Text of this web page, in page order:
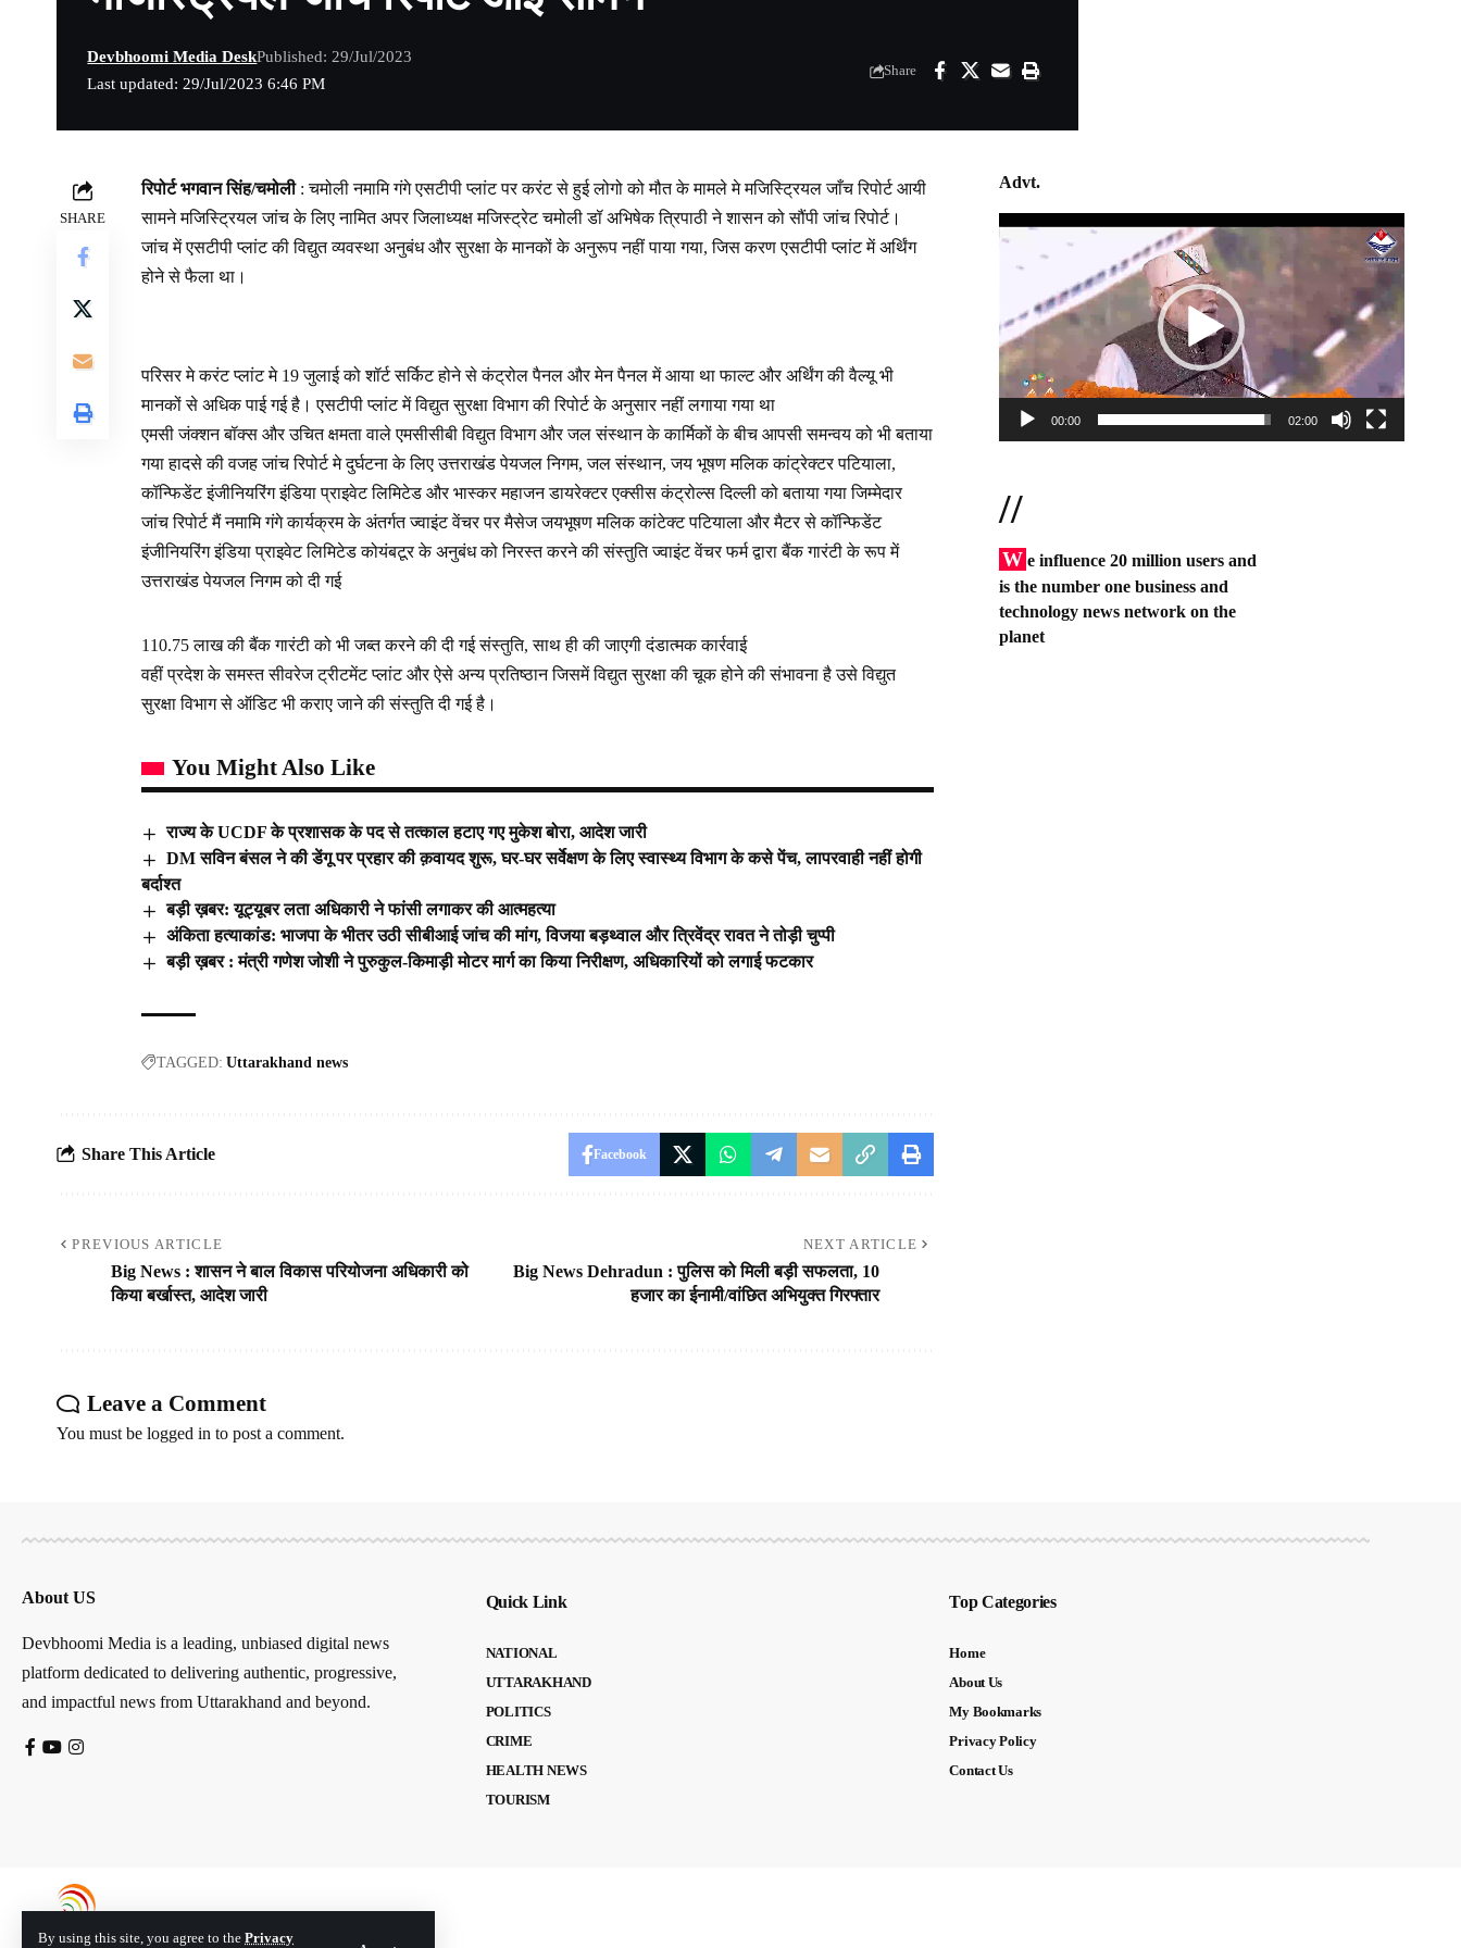
By using this site, you agree to the Privacy
Last updated: 29/Jul/2023 6:46 PM
Devbhoomi Media DeskPublished: 29/Jul/2023
Share
SHARE
रिपोर्ट भगवान सिंह/चमोली: चमोली नमामि गंगे एसटीपी प्लांट पर करंट से हुई लोगो को मौत के मामले मे मजिस्ट्रियल जाँच रिपोर्ट आयी
सामने मजिस्ट्रियल जांच के लिए नामित अपर जिलाध्यक्ष मजिस्ट्रेट चमोली डॉ अभिषेक त्रिपाठी ने शासन को सौंपी जांच रिपोर्ट।
जांच में एसटीपी प्लांट की विद्युत व्यवस्था अनुबंध और सुरक्षा के मानकों के अनुरूप नहीं पाया गया, जिस करण एसटीपी प्लांट में अर्थिंग
होने से फैला था।
परिसर मे करंट प्लांट मे 19 जुलाई को शॉर्ट सर्किट होने से कंट्रोल पैनल और मेन पैनल में आया था फाल्ट और अर्थिंग की वैल्यू भी
मानकों से अधिक पाई गई है। एसटीपी प्लांट में विद्युत सुरक्षा विभाग की रिपोर्ट के अनुसार नहीं लगाया गया था
एमसी जंक्शन बॉक्स और उचित क्षमता वाले एमसीसीबी विद्युत विभाग और जल संस्थान के कार्मिकों के बीच आपसी समन्वय को भी बताया
गया हादसे की वजह जांच रिपोर्ट मे दुर्घटना के लिए उत्तराखंड पेयजल निगम, जल संस्थान, जय भूषण मलिक कांट्रेक्टर पटियाला,
कॉन्फिडेंट इंजीनियरिंग इंडिया प्राइवेट लिमिटेड और भास्कर महाजन डायरेक्टर एक्सीस कंट्रोल्स दिल्ली को बताया गया जिम्मेदार
जांच रिपोर्ट मैं नमामि गंगे कार्यक्रम के अंतर्गत ज्वाइंट वेंचर पर मैसेज जयभूषण मलिक कांटेक्ट पटियाला और मैटर से कॉन्फिडेंट
इंजीनियरिंग इंडिया प्राइवेट लिमिटेड कोयंबटूर के अनुबंध को निरस्त करने की संस्तुति ज्वाइंट वेंचर फर्म द्वारा बैंक गारंटी के रूप में
उत्तराखंड पेयजल निगम को दी गई
110.75 लाख की बैंक गारंटी को भी जब्त करने की दी गई संस्तुति, साथ ही की जाएगी दंडात्मक कार्रवाई
वहीं प्रदेश के समस्त सीवरेज ट्रीटमेंट प्लांट और ऐसे अन्य प्रतिष्ठान जिसमें विद्युत सुरक्षा की चूक होने की संभावना है उसे विद्युत
सुरक्षा विभाग से ऑडिट भी कराए जाने की संस्तुति दी गई है।
You Might Also Like
राज्य के UCDF के प्रशासक के पद से तत्काल हटाए गए मुकेश बोरा, आदेश जारी
DM सविन बंसल ने की डेंगू पर प्रहार की क़वायद शुरू, घर-घर सर्वेक्षण के लिए स्वास्थ्य विभाग के कसे पेंच, लापरवाही नहीं होगी
बर्दाश्त
बड़ी ख़बर: यूट्यूबर लता अधिकारी ने फांसी लगाकर की आत्महत्या
अंकिता हत्याकांड: भाजपा के भीतर उठी सीबीआई जांच की मांग, विजया बड़थ्वाल और त्रिवेंद्र रावत ने तोड़ी चुप्पी
बड़ी ख़बर : मंत्री गणेश जोशी ने पुरुकुल-किमाड़ी मोटर मार्ग का किया निरीक्षण, अधिकारियों को लगाई फटकार
TAGGED: Uttarakhand news
Share This Article Facebook
PREVIOUS ARTICLE
Big News : शासन ने बाल विकास परियोजना अधिकारी को
किया बर्खास्त, आदेश जारी
NEXT ARTICLE
Big News Dehradun : पुलिस को मिली बड़ी सफलता, 10
हजार का ईनामी/वांछित अभियुक्त गिरफ्तार
Leave a Comment
You must be logged in to post a comment.
Advt.
Video
00:00 02:00
//
W e influence 20 million users and
is the number one business and
technology news network on the
planet
About US
Devbhoomi Media is a leading, unbiased digital news
platform dedicated to delivering authentic, progressive,
and impactful news from Uttarakhand and beyond.
Quick Link
NATIONAL
UTTARAKHAND
POLITICS
CRIME
HEALTH NEWS
TOURISM
Top Categories
Home
About Us
My Bookmarks
Privacy Policy
Contact Us